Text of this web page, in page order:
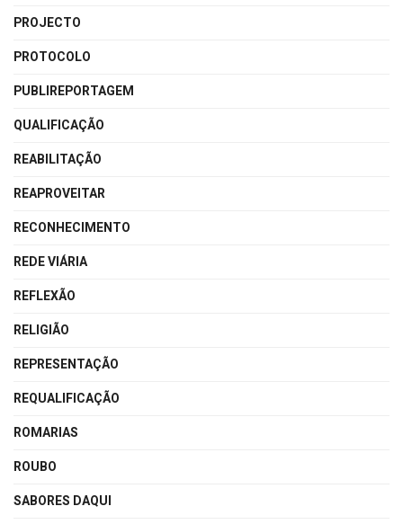
PROJECTO
PROTOCOLO
PUBLIREPORTAGEM
QUALIFICAÇÃO
REABILITAÇÃO
REAPROVEITAR
RECONHECIMENTO
REDE VIÁRIA
REFLEXÃO
RELIGIÃO
REPRESENTAÇÃO
REQUALIFICAÇÃO
ROMARIAS
ROUBO
SABORES DAQUI